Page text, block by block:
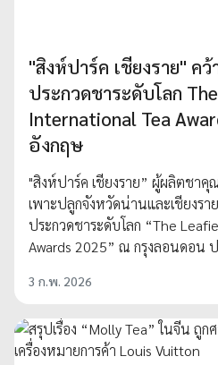
"สิงห์ปาร์ค เชียงราย" คว้
ประกวดชาระดับโลก
International Tea
อังกฤษ
"สิงห์ปาร์ค เชียงราย” ผู้ผลิตชา
เพาะปลูกจังหวัดน่านและเชียงรา
ประกวดชาระดับโลก “The
Awards 2025” ณ กรุงลอนดอน
3 ก.พ. 2026